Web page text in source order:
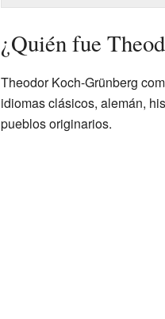
¿Quién fue
Theodor Koch-Grünberg
idiomas clásicos, alemán,
pueblos originarios.